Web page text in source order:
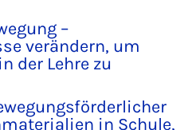
–
verändern, um
der Lehre zu
in Schule,